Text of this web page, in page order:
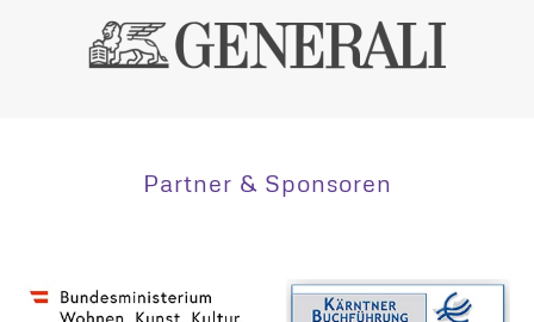
Partner & Sponsoren